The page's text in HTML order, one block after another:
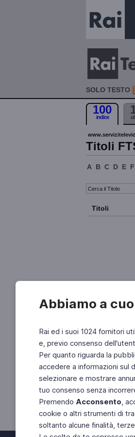
Abbiamo a
Rai ed i suoi 1024 fornitori
e, previo consenso
Per quanto riguarda la
accedere a informazioni sul
selezionare e mostrare
tuo consenso senza
Premendo Acconsento,
cookie o altri strumenti di
soltanto alcune finalità,
SOLO TESTO
100
indice
Titoli
A B C D E F
Titoli